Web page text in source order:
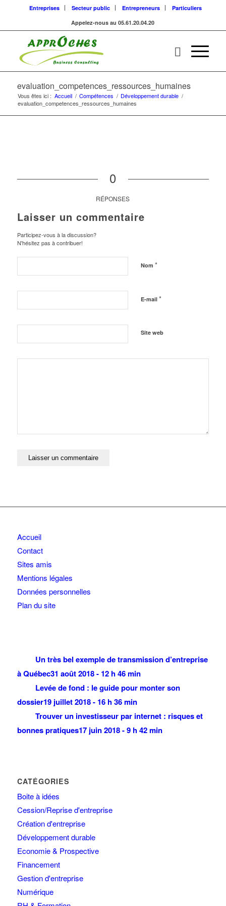
Entreprises Secteur public Entrepreneurs
Particuliers
Appelez-nous au 05.61.20.04.20
evaluation_competences_ressources_humaines
Vous êtes ici : Accueil / Compétences / Développement durable /
evaluation_competences_ressources_humaines
0
RÉPONSES
Laisser un commentaire
Participez-vous à la discussion?
N'hésitez pas à contribuer!
Nom *
E-mail *
Site web
Accueil
Contact
Sites amis
Mentions légales
Données personnelles
Plan du site
Un très bel exemple de transmission d’entreprise
à Québec31 août 2018 - 12 h 46 min
Levée de fond : le guide pour monter son
dossier19 juillet 2018 - 16 h 36 min
Trouver un investisseur par internet : risques et
bonnes pratiques17 juin 2018 - 9 h 42 min
CATÉGORIES
Boite à idées
Cession/Reprise d'entreprise
Création d'entreprise
Développement durable
Economie & Prospective
Financement
Gestion d'entreprise
Numérique